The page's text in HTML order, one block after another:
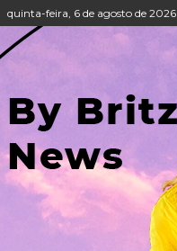
quinta-feira, 6 de agosto de 2026